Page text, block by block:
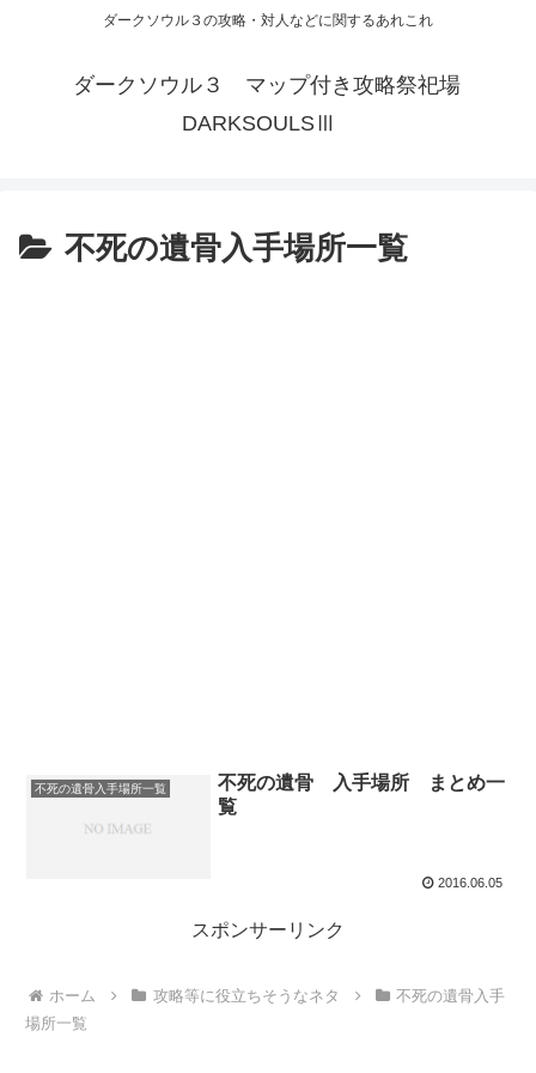
ダークソウル３の攻略・対人などに関するあれこれ
ダークソウル３ マップ付き攻略祭祀場
DARKSOULSⅢ
不死の遺骨入手場所一覧
不死の遺骨入手場所一覧
不死の遺骨 入手場所 まとめ一
覧
2016.06.05
スポンサーリンク
ホーム 攻略等に役立ちそうなネタ
不死の遺骨入手
場所一覧